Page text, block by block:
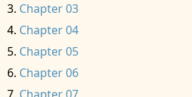
Chapter 03
Chapter 04
Chapter 05
Chapter 06